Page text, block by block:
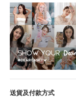
送貨及付款方式